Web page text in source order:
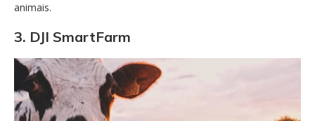
animais.
3. DJI SmartFarm